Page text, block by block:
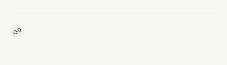
Kopieer link naar artikel